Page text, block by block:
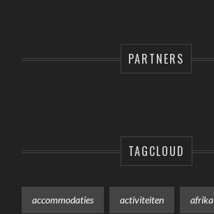
PARTNERS
TAGCLOUD
accommodaties activiteiten afrika